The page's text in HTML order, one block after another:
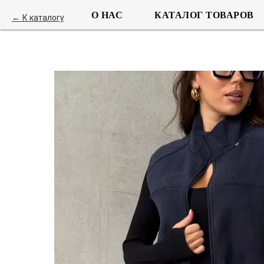
К каталогу О НАС КАТАЛОГ ТОВАРОВ